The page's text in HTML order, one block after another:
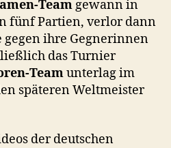
Team gewann in
fünf Partien, verlor dann
gegen ihre Gegnerinnen
das Turnier
Teamunterlag im
späteren Weltmeister
der deutschen